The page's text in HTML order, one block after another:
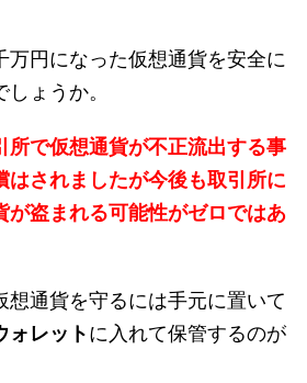
万円になった仮想通貨を安全に
ょうか。
所で仮想通貨が不正流出する事
はされましたが今後も取引所に
が盗まれる可能性がゼロではあ
想通貨を守るには手元に置いて
ォレットに入れて保管するのが